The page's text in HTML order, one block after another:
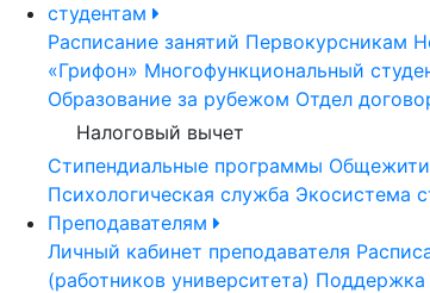
студентам
Расписание занятий Первокурсникам
«Грифон» Многофункциональный
Образование за рубежом Отдел
Налоговый вычет
Стипендиальные программы
Психологическая служба Экосистема
Преподавателям
Личный кабинет преподавателя
(работников университета) Поддержка